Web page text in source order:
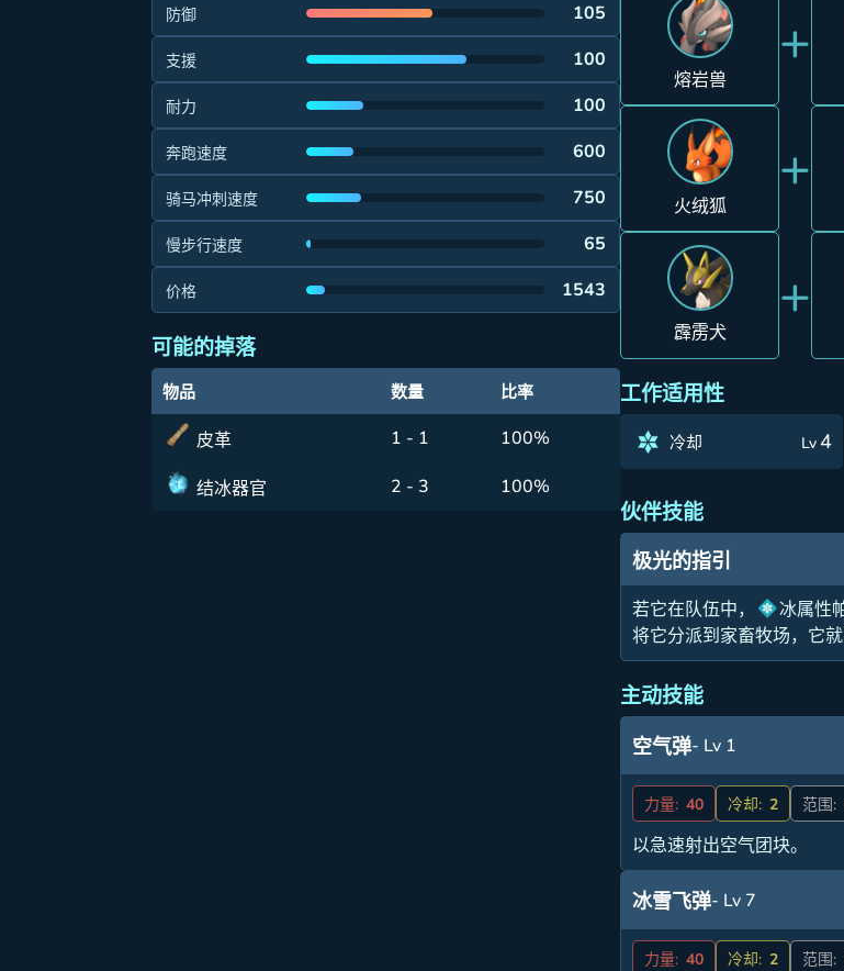
防御 105
支援 100
耐力 100
奔跑速度 600
骑马冲刺速度 750
慢步行速度 65
价格 1543
可能的掉落
物品 数量 比率
皮革 1 - 1 100%
结冰器官 2 - 3 100%
熔岩兽
+
火绒狐
+
霹雳犬
+
工作适用性
冷却 Lv4
伙伴技能
极光的指引
若它在队伍中，
冰属性
将它分派到家畜牧场，它
主动技能
空气弹- Lv 1
力量: 40 冷却: 2 范围:
以急速射出空气团块。
冰雪飞弹- Lv 7
力量: 40 冷却: 2 范围: